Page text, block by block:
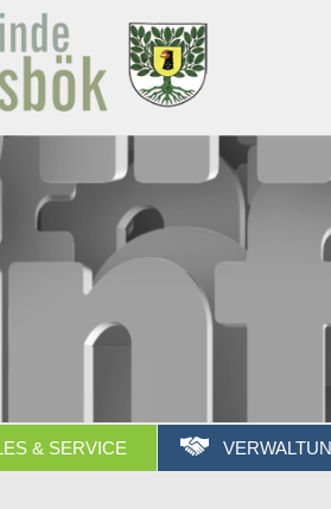
& SERVICE